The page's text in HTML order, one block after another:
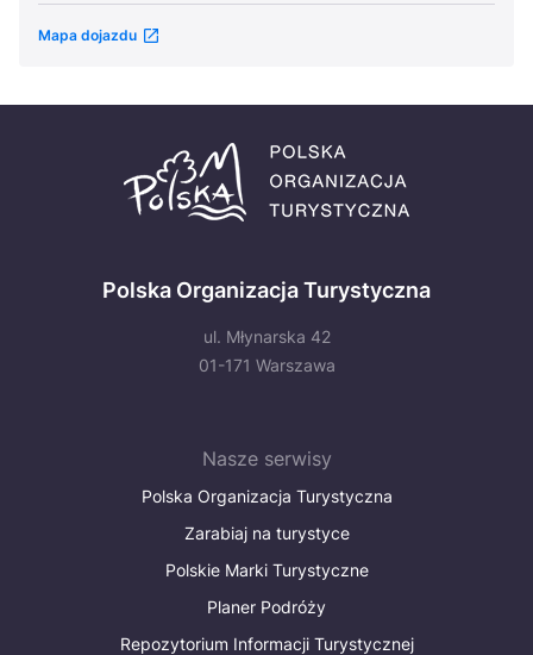
Mapa dojazdu
Polska Organizacja Turystyczna
ul. Młynarska 42
01-171 Warszawa
Nasze serwisy
Polska Organizacja Turystyczna
Zarabiaj na turystyce
Polskie Marki Turystyczne
Planer Podróży
Repozytorium Informacji Turystycznej